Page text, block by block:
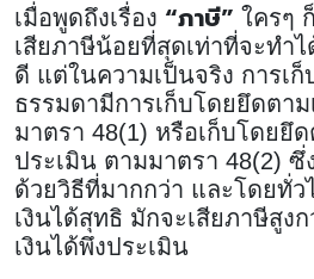
เมื่อพูดถึงเรื่อง “ภาษี” ใครๆ
เสียภาษีน้อยที่สุดเท่าที่จะทำไ
ดี แต่ในความเป็นจริง การเ
ธรรมดามีการเก็บโดยยึดตา
มาตรา 48(1) หรือเก็บโดยยึ
ประเมิน ตามมาตรา 48(2) ซึ่
ด้วยวิธีที่มากกว่า และโดยทั่
เงินได้สุทธิ มักจะเสียภาษีสูง
เงินได้พึงประเมิน